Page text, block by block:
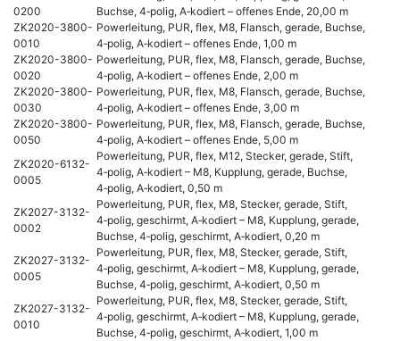
0200
Buchse, 4‑polig, A‑kodiert – offenes Ende, 20,00 m
ZK2020-3800-
0010
Powerleitung, PUR, flex, M8, Flansch, gerade, Buchse,
4‑polig, A‑kodiert – offenes Ende, 1,00 m
ZK2020-3800-
0020
Powerleitung, PUR, flex, M8, Flansch, gerade, Buchse,
4‑polig, A‑kodiert – offenes Ende, 2,00 m
ZK2020-3800-
0030
Powerleitung, PUR, flex, M8, Flansch, gerade, Buchse,
4‑polig, A‑kodiert – offenes Ende, 3,00 m
ZK2020-3800-
0050
Powerleitung, PUR, flex, M8, Flansch, gerade, Buchse,
4‑polig, A‑kodiert – offenes Ende, 5,00 m
ZK2020-6132-
0005
Powerleitung, PUR, flex, M12, Stecker, gerade, Stift,
4‑polig, A‑kodiert – M8, Kupplung, gerade, Buchse,
4‑polig, A‑kodiert, 0,50 m
ZK2027-3132-
0002
Powerleitung, PUR, flex, M8, Stecker, gerade, Stift,
4‑polig, geschirmt, A‑kodiert – M8, Kupplung, gerade,
Buchse, 4‑polig, geschirmt, A‑kodiert, 0,20 m
ZK2027-3132-
0005
Powerleitung, PUR, flex, M8, Stecker, gerade, Stift,
4‑polig, geschirmt, A‑kodiert – M8, Kupplung, gerade,
Buchse, 4‑polig, geschirmt, A‑kodiert, 0,50 m
ZK2027-3132-
0010
Powerleitung, PUR, flex, M8, Stecker, gerade, Stift,
4‑polig, geschirmt, A‑kodiert – M8, Kupplung, gerade,
Buchse, 4‑polig, geschirmt, A‑kodiert, 1,00 m